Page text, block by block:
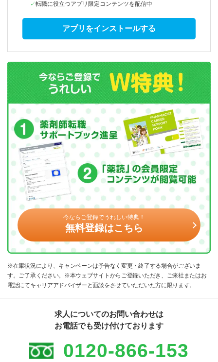
転職に役立つアプリ限定コンテンツを配信中
アプリをインストールする
今ならご登録でうれしい特典！
無料登録はこちら
※在庫状況により、キャンペーンは予告なく変更・終了する場合がございま
す。ご了承ください。※本ウェブサイトからご登録いただき、ご来社またはお
電話にてキャリアアドバイザーと面談をさせていただいた方に限ります。
求人についてのお問い合わせは
お電話でも受け付けております
0120-866-153